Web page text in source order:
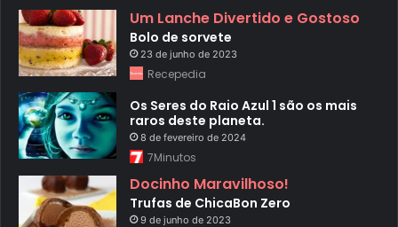
Um Lanche Divertido e Gostoso
Bolo de sorvete
23 de junho de 2023
Recepedia
Os Seres do Raio Azul 1 são os mais
raros deste planeta.
8 de fevereiro de 2024
7Minutos
Docinho Maravilhoso!
Trufas de ChicaBon Zero
9 de junho de 2023